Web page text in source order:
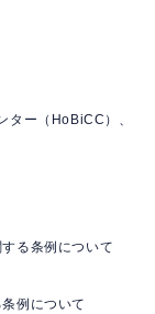
ター（HoBiCC）、
る条例について
例について